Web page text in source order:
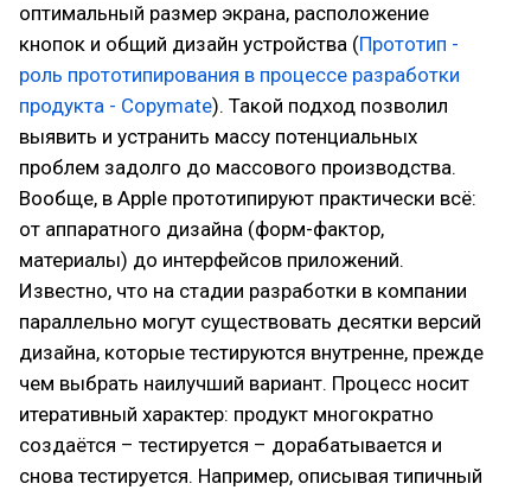
оптимальный размер экрана, расположение
кнопок и общий дизайн устройства (Прототип -
роль прототипирования в процессе разработки
продукта - Copymate). Такой подход позволил
выявить и устранить массу потенциальных
проблем задолго до массового производства.
Вообще, в Apple прототипируют практически всё:
от аппаратного дизайна (форм-фактор,
материалы) до интерфейсов приложений.
Известно, что на стадии разработки в компании
параллельно могут существовать десятки версий
дизайна, которые тестируются внутренне, прежде
чем выбрать наилучший вариант. Процесс носит
итеративный характер: продукт многократно
создаётся – тестируется – дорабатывается и
снова тестируется. Например, описывая типичный